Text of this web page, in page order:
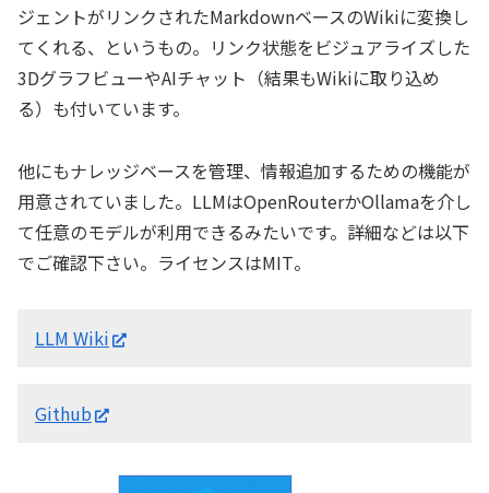
ジェントがリンクされたMarkdownベースのWikiに変換し
てくれる、というもの。リンク状態をビジュアライズした
3DグラフビューやAIチャット（結果もWikiに取り込め
る）も付いています。
他にもナレッジベースを管理、情報追加するための機能が
用意されていました。LLMはOpenRouterかOllamaを介し
て任意のモデルが利用できるみたいです。詳細などは以下
でご確認下さい。ライセンスはMIT。
LLM Wiki
Github